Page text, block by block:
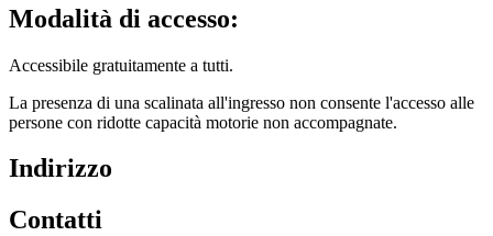
Modalità di accesso:
Accessibile gratuitamente a tutti.
La presenza di una scalinata all'ingresso non consente l'accesso alle
persone con ridotte capacità motorie non accompagnate.
Indirizzo
Contatti